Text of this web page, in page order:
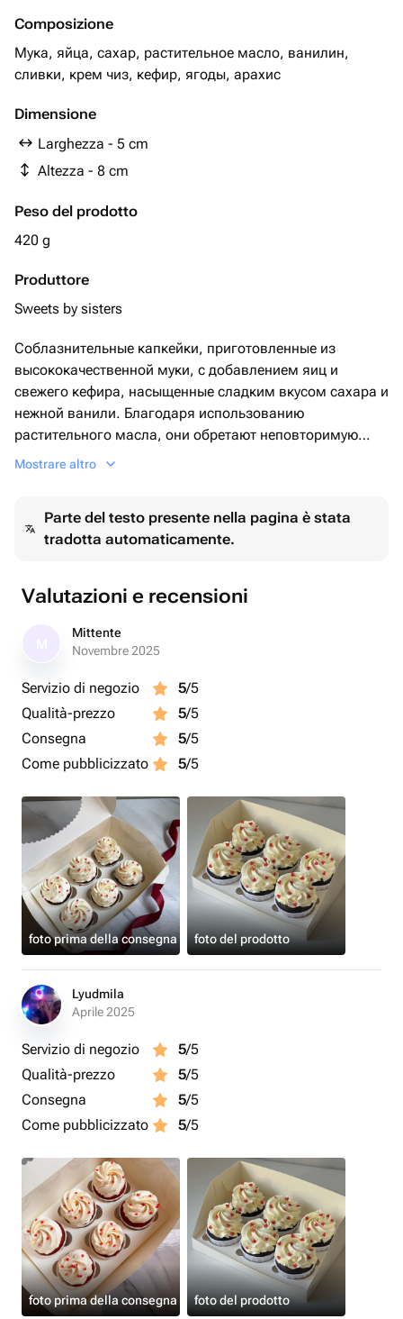
Composizione
Мука, яйца, сахар, растительное масло, ванилин,
сливки, крем чиз, кефир, ягоды, арахис
Dimensione
Larghezza - 5 cm
Altezza - 8 cm
Peso del prodotto
420 g
Produttore
Sweets by sisters
Соблазнительные капкейки, приготовленные из
высококачественной муки, с добавлением яиц и
свежего кефира, насыщенные сладким вкусом сахара и
нежной ванили. Благодаря использованию
растительного масла, они обретают неповторимую
текстуру и заметно не теряют свежести. Внутри вы
мягким и сочным. Ягоды придают капкейкам нежный
фруктовый акцент, а арахис добавляет приятное
наслаждение для каждого сладкоежки!
К набору можно добавить открытку (в доп товарах
огромный выбор) и мы ее с радостью подпишем🤍
Mostrare altro
Parte del testo presente nella pagina è stata
tradotta automaticamente.
Valutazioni e recensioni
Mittente
Novembre 2025
Servizio di negozio 5/5
Qualità-prezzo
5/5
Consegna
5/5
Come pubblicizzato
5/5
foto prima della consegna foto del prodotto
Lyudmila
Aprile 2025
Servizio di negozio 5/5
Qualità-prezzo
5/5
Consegna
5/5
Come pubblicizzato
5/5
foto prima della consegna foto del prodotto